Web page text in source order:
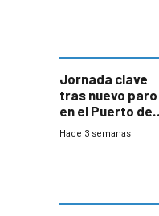
Jornada clave
tras nuevo paro
en el Puerto de
Montevideo
Hace 3 semanas